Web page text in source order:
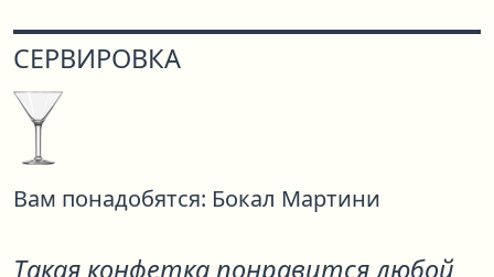
СЕРВИРОВКА
Вам понадобятся: Бокал Мартини
Такая конфетка понравится любой